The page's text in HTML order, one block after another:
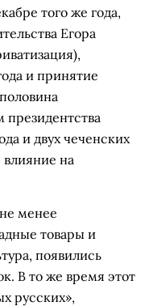
того же года,
Егора
и принятие
президентства
и двух чеченских
влияние на
менее
товары и
появились
В то же время этот
русских»,